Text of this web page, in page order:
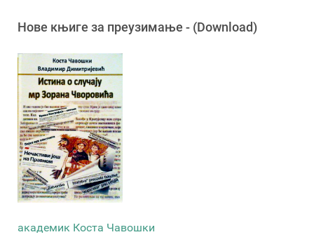
Новe књигe за преузимање - (Download)
академик Коста Чавошки